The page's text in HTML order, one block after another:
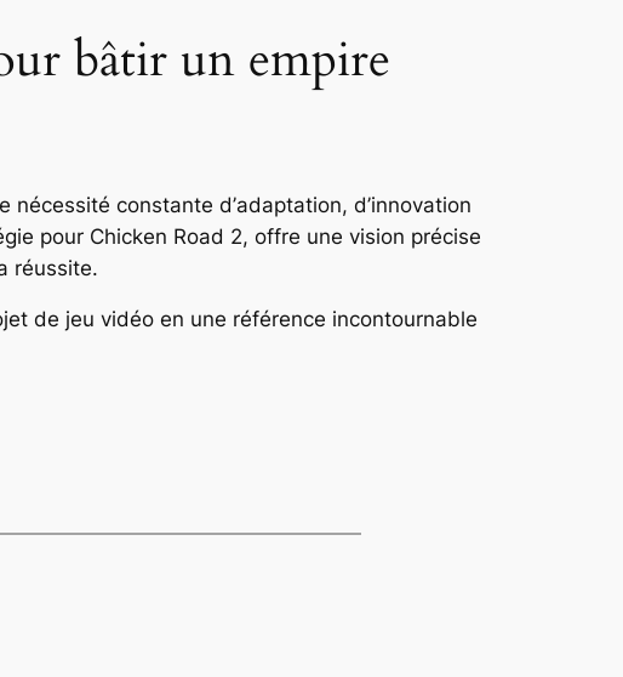
bâtir un empire
nécessité constante d’adaptation, d’innovation
pour Chicken Road 2, offre une vision précise
réussite.
de jeu vidéo en une référence incontournable